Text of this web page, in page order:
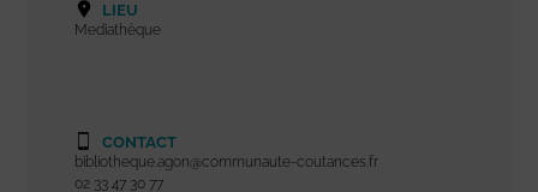
LIEU
Mediathèque
CONTACT
bibliotheque.agon@communaute-coutances.fr
02 33 47 30 77